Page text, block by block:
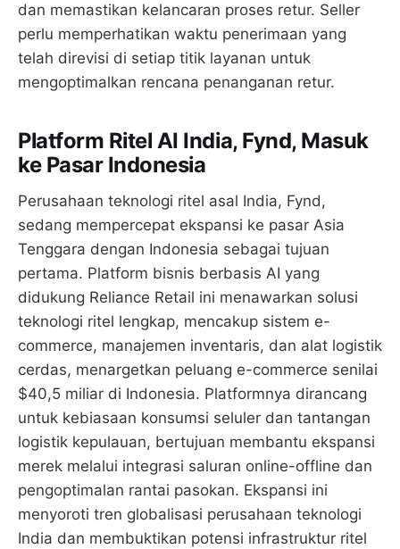
dan memastikan kelancaran proses retur. Seller
perlu memperhatikan waktu penerimaan yang
telah direvisi di setiap titik layanan untuk
mengoptimalkan rencana penanganan retur.
Platform Ritel AI India, Fynd, Masuk
ke Pasar Indonesia
Perusahaan teknologi ritel asal India, Fynd,
sedang mempercepat ekspansi ke pasar Asia
Tenggara dengan Indonesia sebagai tujuan
pertama. Platform bisnis berbasis AI yang
didukung Reliance Retail ini menawarkan solusi
teknologi ritel lengkap, mencakup sistem e-
commerce, manajemen inventaris, dan alat logistik
cerdas, menargetkan peluang e-commerce senilai
$40,5 miliar di Indonesia. Platformnya dirancang
untuk kebiasaan konsumsi seluler dan tantangan
logistik kepulauan, bertujuan membantu ekspansi
merek melalui integrasi saluran online-offline dan
pengoptimalan rantai pasokan. Ekspansi ini
menyoroti tren globalisasi perusahaan teknologi
India dan membuktikan potensi infrastruktur ritel